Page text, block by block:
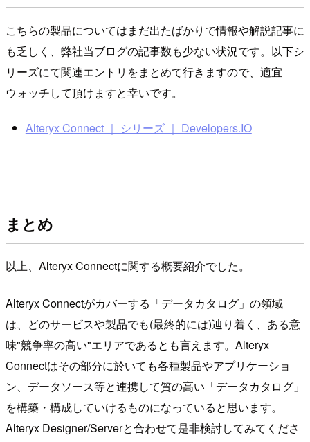
こちらの製品についてはまだ出たばかりで情報や解説記事に
も乏しく、弊社当ブログの記事数も少ない状況です。以下シ
リーズにて関連エントリをまとめて行きますので、適宜
ウォッチして頂けますと幸いです。
Alteryx Connect ｜ シリーズ ｜ Developers.IO
まとめ
以上、Alteryx Connectに関する概要紹介でした。
Alteryx Connectがカバーする「データカタログ」の領域
は、どのサービスや製品でも(最終的には)辿り着く、ある意
味"競争率の高い"エリアであるとも言えます。Alteryx
Connectはその部分に於いても各種製品やアプリケーショ
ン、データソース等と連携して質の高い「データカタログ」
を構築・構成していけるものになっていると思います。
Alteryx Designer/Serverと合わせて是非検討してみてくださ